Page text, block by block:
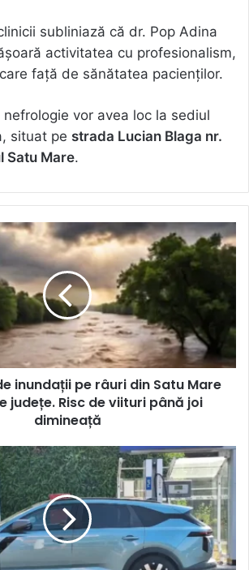
subliniază că dr. Pop Adina
activitatea cu profesionalism,
față de sănătatea pacienților.
vor avea loc la sediul
situat pe strada Lucian Blaga nr.
Satu Mare.
inundații pe râuri din Satu Mare
județe. Risc de viituri până joi
dimineață